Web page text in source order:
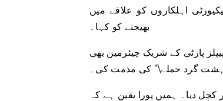
اہلکاروں کو علاقے میں
بھیجنے کو کہا۔
پارٹی کے شریک چیئرمین بھی
دہشت گرد حملے\” کی مذمت کی۔
دیا۔ ہمیں پورا یقین ہے کہ